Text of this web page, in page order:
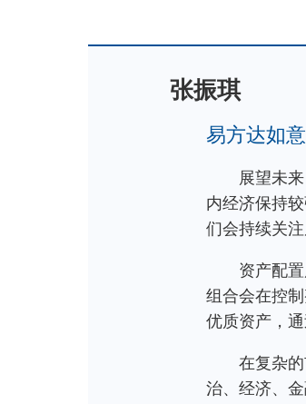
张振琪
易方达如
展望未
内经济保持
们会持续关
资产配
组合会在控
优质资产，
在复杂
治、经济、